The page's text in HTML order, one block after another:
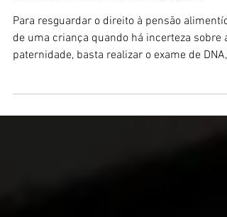
NEGATIVO, JUSTIÇA decide que
homem PAGARÁ PENSÃO!
Para resguardar o direito à pensão
paternidade, basta realizar o exame de